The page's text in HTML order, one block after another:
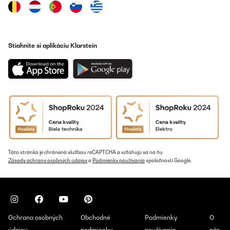
Gebrauch ist sehr gut und praktisch. Etwas teuer aber lohnt sich.
Amazon-Benutzer
Preložiť
Correspond à la description, ne fait pas cheap, je l'ai eu en
promotion donc je ne peux me plaindre du prix. La livraison a été
Utilisateur d'Amazon
Preložiť
15/10/2022
Stiahnite si aplikáciu Klarstein
Táto stránka je chránená službou reCAPTCHA a vzťahujú sa na ňu
Zásady ochrany osobných údajova Podmienky používania spoločnosti Google.
Ochrana osobných
Obchodné
Podmienky
O